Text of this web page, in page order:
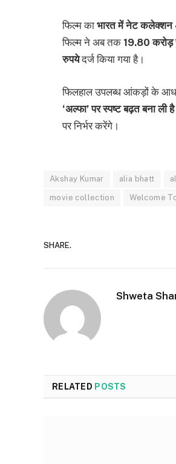
फिल्म का भारत में नेट कलेक्शन
फिल्म ने अब तक 19.80 करोड़
रुपयेदर्ज किया गया है।
फिलहाल उपलब्ध आंकड़ों के
‘अल्फा’ पर स्पष्ट बढ़त बना ली
पर निर्भर करेंगे।
Akshay Kumar alia bhatt
movie collection Welcome
SHARE.
Shweta
RELATED POSTS